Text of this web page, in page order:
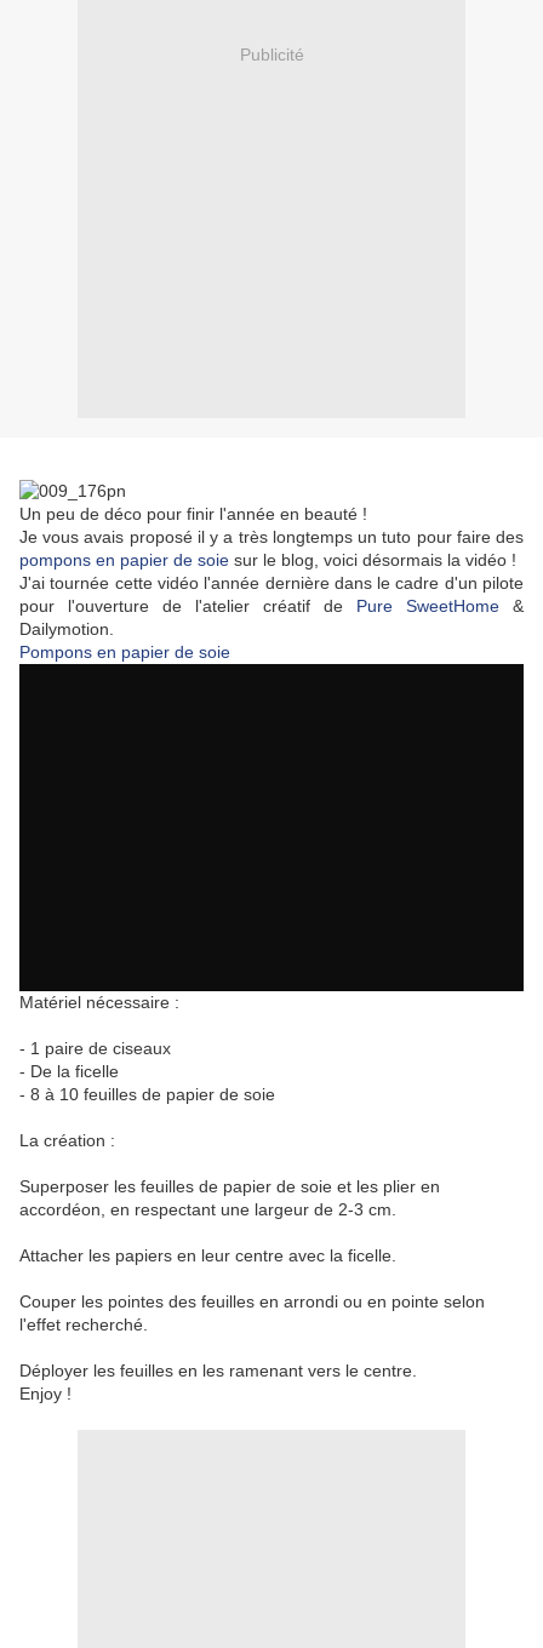
Publicité
Un peu de déco pour finir l'année en beauté !
Je vous avais proposé il y a très longtemps un tuto pour faire des
pompons en papier de soie sur le blog, voici désormais la vidéo !
J'ai tournée cette vidéo l'année dernière dans le cadre d'un pilote
pour l'ouverture de l'atelier créatif de Pure SweetHome &
Dailymotion.
Pompons en papier de soie
Matériel nécessaire :
- 1 paire de ciseaux
- De la ficelle
- 8 à 10 feuilles de papier de soie
La création :
Superposer les feuilles de papier de soie et les plier en
accordéon, en respectant une largeur de 2-3 cm.
Attacher les papiers en leur centre avec la ficelle.
Couper les pointes des feuilles en arrondi ou en pointe selon
l'effet recherché.
Déployer les feuilles en les ramenant vers le centre.
Enjoy !